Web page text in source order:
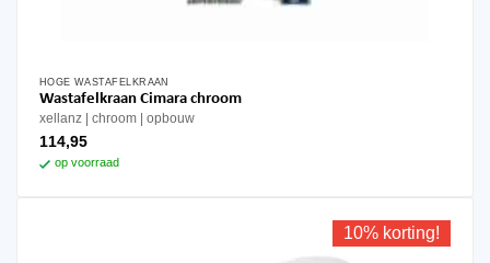
HOGE WASTAFELKRAAN
Wastafelkraan Cimara chroom
xellanz chroom opbouw
114,95
op voorraad
10% korting!